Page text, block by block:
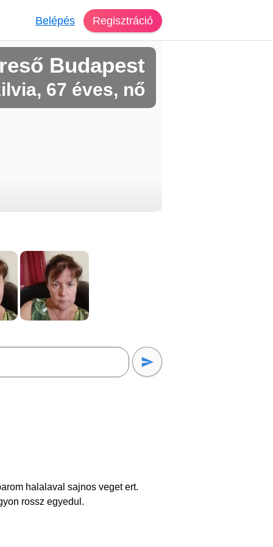
Belépés Regisztráció
Budapest
67 éves, nő
halalaval sajnos veget ert.
rossz egyedul.